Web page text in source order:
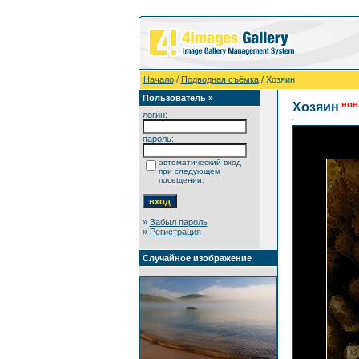
Начало/ Подводная съёмка/ Хозяин
Пользователь »
логин:
пароль:
автоматический вход
при следующем
посещении.
» Забыл пароль
» Регистрация
Случайное изображение
Хозяин